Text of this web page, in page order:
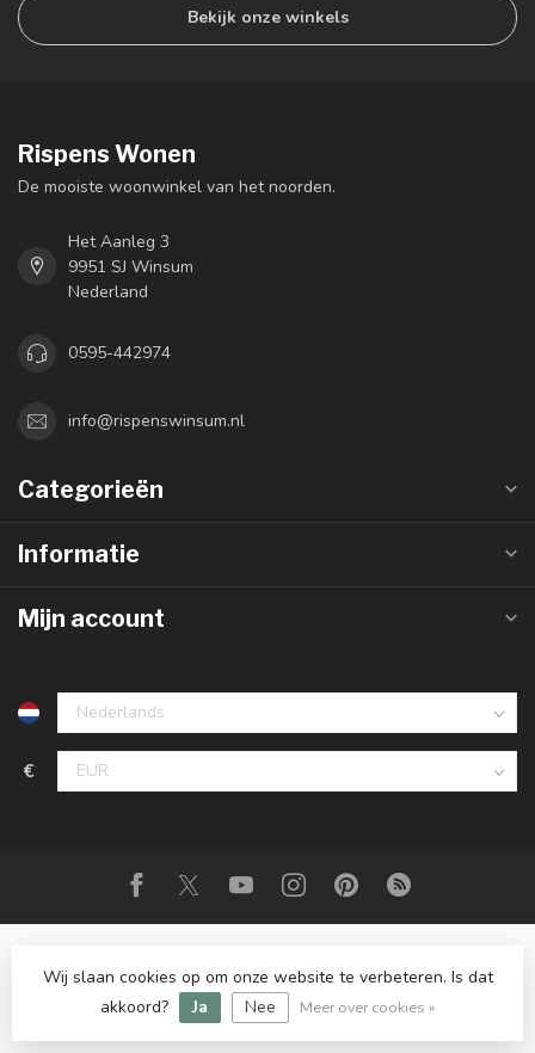
Bekijk onze winkels
Rispens Wonen
De mooiste woonwinkel van het noorden.
Het Aanleg 3
9951 SJ Winsum
Nederland
0595-442974
info@rispenswinsum.nl
Categorieën
Informatie
Mijn account
€
© Copyright 2026 Rispens Wonen- Powered byLightspeed-
Lightspeed design
Dyvelopment
Wij slaan cookies op om onze website te verbeteren. Is dat
akkoord?
Ja Nee Meer over cookies »